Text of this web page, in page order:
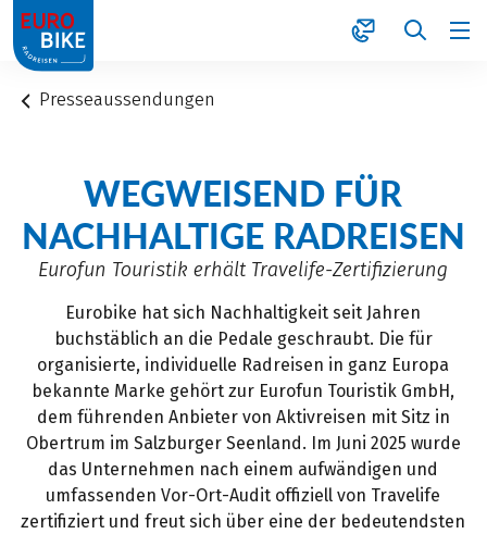
1
Presseaussendungen
WEGWEISEND FÜR
NACHHALTIGE RADREISEN
Eurofun Touristik erhält Travelife-Zertifizierung
Eurobike hat sich Nachhaltigkeit seit Jahren
buchstäblich an die Pedale geschraubt. Die für
organisierte, individuelle Radreisen in ganz Europa
bekannte Marke gehört zur Eurofun Touristik GmbH,
dem führenden Anbieter von Aktivreisen mit Sitz in
Obertrum im Salzburger Seenland. Im Juni 2025 wurde
das Unternehmen nach einem aufwändigen und
umfassenden Vor-Ort-Audit offiziell von Travelife
zertifiziert und freut sich über eine der bedeutendsten